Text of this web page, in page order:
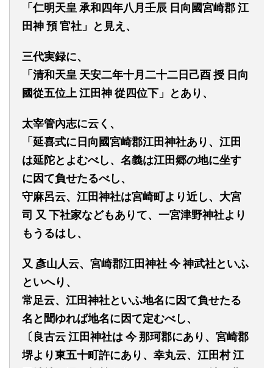
「仁明天皇 承和四年八月壬辰 日向國宮崎郡江
田神預官社 」と見え、
三代実録に、
「清和天皇 天安二年十月二十二日己酉授 日 向
國從五位上江田神從四位下」とあり、
太宰管內志に云く、
「延喜式に日向國宮崎郡江田神社あり、江田
は延陀とよむべし、名義は江田郷の地に坐す
に因て負せたるべし、
守麻呂云、 江田神社は宮崎町より近し、大宮
司 又 下社家などもありて、一宮津野神社より
もうるはし、
又 彥山人云、宮崎郡江田神社今神武社といふ
といへり、
常足云、江田神社といふ地名に因て負せたる
名と聞ゆれば地名に因て定むべし、
〔 良古云江田神社は 今那珂郡にあり、宮崎郡
堺よ り東五十町許にあり、幸丸云、江田村江